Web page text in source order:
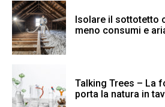
Isolare il sottotetto
meno consumi e
Talking Trees – La
porta la natura in